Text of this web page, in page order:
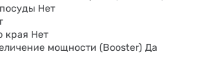
Нет
края Нет
мощности (Booster) Да